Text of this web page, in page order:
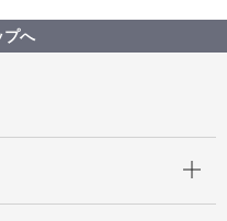
発表 2021年度
拠点を日吉駅前に新設し
プへ